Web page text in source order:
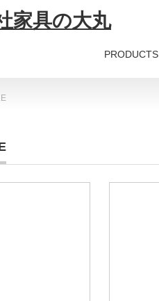
PRODUCTS